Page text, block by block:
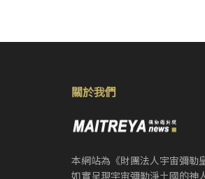
關於我們
本網站為《財團法人宇宙彌勒
如實呈現宇宙彌勒淨土國的神